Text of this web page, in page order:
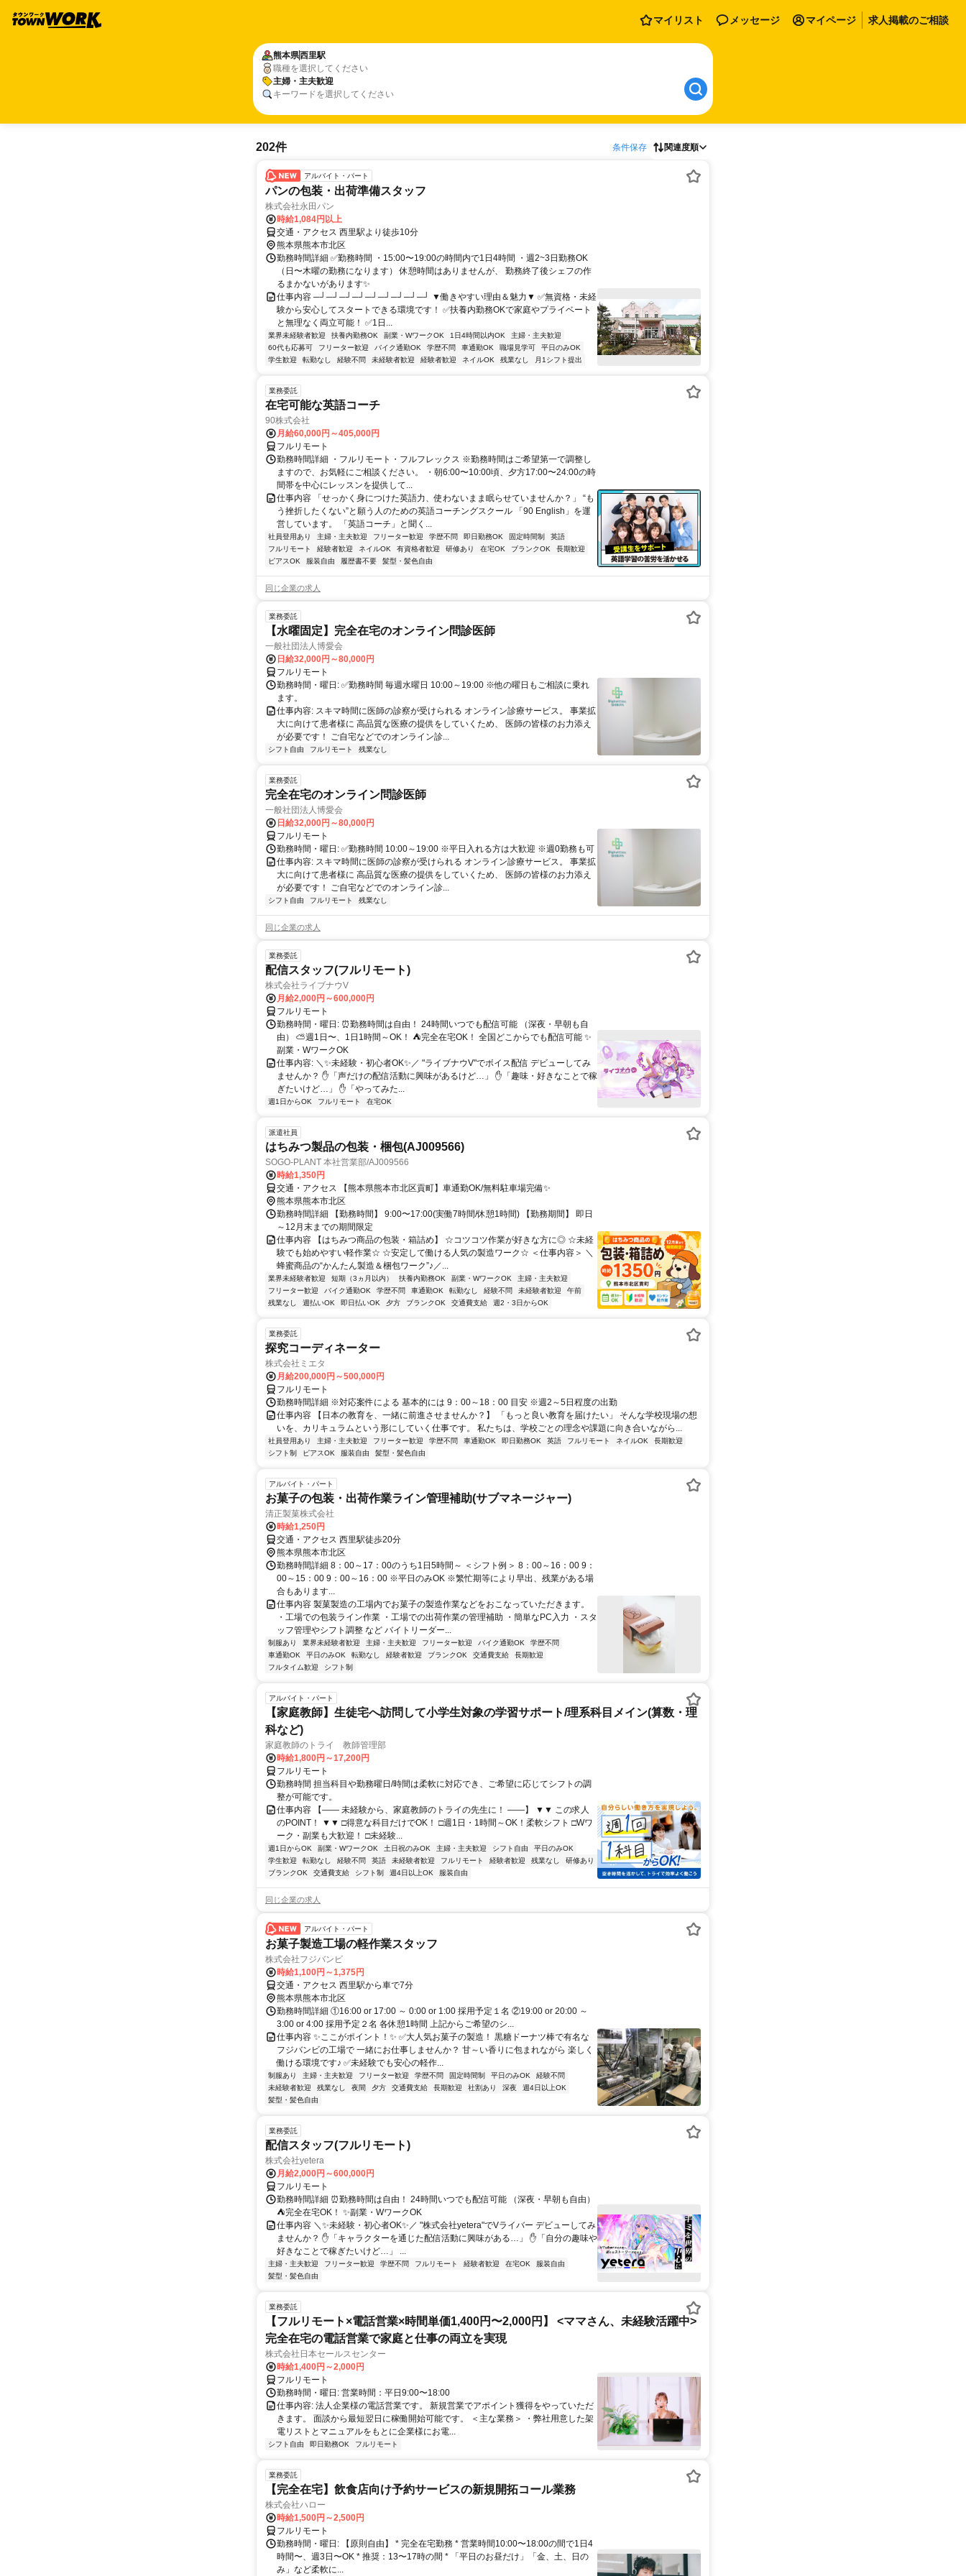
マイリスト メッセージ マイページ 求人掲載のご相談
熊本県西里駅
職種を選択してください
主婦・主夫歓迎
キーワードを選択してください
202件 条件保存 関連度順
アルバイト・パート
パンの包装・出荷準備スタッフ
株式会社永田パン
時給1,084円以上
交通・アクセス 西里駅より徒歩10分
熊本県熊本市北区
勤務時間詳細 ✅勤務時間 ・15:00〜19:00の時間内で1日4時間 ・週2~3日勤務OK
（日〜木曜の勤務になります） 休憩時間はありませんが、 勤務終了後シェフの作
るまかないがあります✨
仕事内容 ─┘─┘─┘─┘─┘─┘─┘─┘─┘ ▼働きやすい理由＆魅力▼ ✅無資格・未経
験から安心してスタートできる環境です！ ✅扶養内勤務OKで家庭やプライベート
と無理なく両立可能！ ✅1日...
業界未経験者歓迎 扶養内勤務OK 副業・WワークOK 1日4時間以内OK
主婦・主夫歓迎
60代も応募可
フリーター歓迎 バイク通勤OK 学歴不問 車通勤OK 職場見学可
平日のみOK
学生歓迎
転勤なし 経験不問 未経験者歓迎 経験者歓迎 ネイルOK 残業なし 月1シフト提出
業務委託
在宅可能な英語コーチ
90株式会社
月給60,000円～405,000円
フルリモート
勤務時間詳細 ・フルリモート・フルフレックス ※勤務時間はご希望第一で調整し
ますので、お気軽にご相談ください。 ・朝6:00〜10:00頃、夕方17:00〜24:00の時
間帯を中心にレッスンを提供して...
仕事内容 「せっかく身につけた英語力、使わないまま眠らせていませんか？」 “も
う挫折したくない”と願う人のための英語コーチングスクール 「90 English」を運
営しています。 「英語コーチ」と聞く...
社員登用あり 主婦・主夫歓迎 フリーター歓迎 学歴不問 即日勤務OK 固定時間制
英語
フルリモート
経験者歓迎 ネイルOK 有資格者歓迎 研修あり 在宅OK ブランクOK
長期歓迎
ピアスOK
服装自由 履歴書不要 髪型・髪色自由
同じ企業の求人
業務委託
【水曜固定】完全在宅のオンライン問診医師
一般社団法人博愛会
日給32,000円～80,000円
フルリモート
勤務時間・曜日: ✅勤務時間 毎週水曜日 10:00～19:00 ※他の曜日もご相談に乗れ
ます。
仕事内容: スキマ時間に医師の診察が受けられる オンライン診療サービス。 事業拡
大に向けて患者様に 高品質な医療の提供をしていくため、 医師の皆様のお力添え
が必要です！ ご自宅などでのオンライン診...
シフト自由 フルリモート 残業なし
業務委託
完全在宅のオンライン問診医師
一般社団法人博愛会
日給32,000円～80,000円
フルリモート
勤務時間・曜日: ✅勤務時間 10:00～19:00 ※平日入れる方は大歓迎 ※週0勤務も可
仕事内容: スキマ時間に医師の診察が受けられる オンライン診療サービス。 事業拡
大に向けて患者様に 高品質な医療の提供をしていくため、 医師の皆様のお力添え
が必要です！ ご自宅などでのオンライン診...
シフト自由 フルリモート 残業なし
同じ企業の求人
業務委託
配信スタッフ(フルリモート)
株式会社ライブナウV
月給2,000円～600,000円
フルリモート
勤務時間・曜日: ⏰勤務時間は自由！ 24時間いつでも配信可能 （深夜・早朝も自
由） ⛅週1日〜、1日1時間～OK！ ⛺完全在宅OK！ 全国どこからでも配信可能 ✨
副業・WワークOK
仕事内容: ＼✨未経験・初心者OK✨／ "ライブナウV"でボイス配信 デビューしてみ
ませんか？ ✋「声だけの配信活動に興味があるけど…」 ✋「趣味・好きなことで稼
ぎたいけど…」 ✋「やってみた...
週1日からOK フルリモート 在宅OK
派遣社員
はちみつ製品の包装・梱包(AJ009566)
SOGO-PLANT 本社営業部/AJ009566
時給1,350円
交通・アクセス 【熊本県熊本市北区貢町】車通勤OK/無料駐車場完備✨
熊本県熊本市北区
勤務時間詳細 【勤務時間】 9:00〜17:00(実働7時間/休憩1時間) 【勤務期間】 即日
～12月末までの期間限定
仕事内容 【はちみつ商品の包装・箱詰め】 ☆コツコツ作業が好きな方に◎ ☆未経
験でも始めやすい軽作業☆ ☆安定して働ける人気の製造ワーク☆ ＜仕事内容＞ ＼
蜂蜜商品の“かんたん製造＆梱包ワーク”♪／...
業界未経験者歓迎 短期（3ヵ月以内） 扶養内勤務OK 副業・WワークOK
主婦・主夫歓迎
フリーター歓迎
バイク通勤OK 学歴不問 車通勤OK 転勤なし 経験不問 未経験者歓迎
午前
残業なし
週払いOK 即日払いOK 夕方 ブランクOK 交通費支給 週2・3日からOK
業務委託
探究コーディネーター
株式会社ミエタ
月給200,000円～500,000円
フルリモート
勤務時間詳細 ※対応案件による 基本的には 9：00～18：00 目安 ※週2～5日程度の出勤
仕事内容 【日本の教育を、一緒に前進させませんか？】 「もっと良い教育を届けたい」 そんな学校現場の想
いを、カリキュラムという形にしていく仕事です。 私たちは、学校ごとの理念や課題に向き合いながら...
社員登用あり 主婦・主夫歓迎 フリーター歓迎 学歴不問 車通勤OK 即日勤務OK 英語 フルリモート ネイルOK
長期歓迎
シフト制
ピアスOK 服装自由 髪型・髪色自由
アルバイト・パート
お菓子の包装・出荷作業ライン管理補助(サブマネージャー)
清正製菓株式会社
時給1,250円
交通・アクセス 西里駅徒歩20分
熊本県熊本市北区
勤務時間詳細 8：00～17：00のうち1日5時間～ ＜シフト例＞ 8：00～16：00 9：
00～15：00 9：00～16：00 ※平日のみOK ※繁忙期等により早出、残業がある場
合もあります...
仕事内容 製菓製造の工場内でお菓子の製造作業などをおこなっていただきます。
・工場での包装ライン作業 ・工場での出荷作業の管理補助 ・簡単なPC入力 ・スタ
ッフ管理やシフト調整 など バイトリーダー...
制服あり 業界未経験者歓迎 主婦・主夫歓迎 フリーター歓迎 バイク通勤OK
学歴不問
車通勤OK
平日のみOK 転勤なし 経験者歓迎 ブランクOK 交通費支給
長期歓迎
フルタイム歓迎
シフト制
アルバイト・パート
【家庭教師】生徒宅へ訪問して小学生対象の学習サポート/理系科目メイン(算数・理
科など)
家庭教師のトライ 教師管理部
時給1,800円～17,200円
フルリモート
勤務時間 担当科目や勤務曜日/時間は柔軟に対応でき、ご希望に応じてシフトの調
整が可能です。
仕事内容 【―― 未経験から、家庭教師のトライの先生に！ ――】 ▼▼ この求人
のPOINT！ ▼▼ □得意な科目だけでOK！ □週1日・1時間～OK！柔軟シフト □Wワ
ーク・副業も大歓迎！ □未経験...
週1日からOK 副業・WワークOK 土日祝のみOK 主婦・主夫歓迎 シフト自由
平日のみOK
学生歓迎
転勤なし 経験不問 英語 未経験者歓迎 フルリモート 経験者歓迎 残業なし
研修あり
ブランクOK
交通費支給 シフト制 週4日以上OK 服装自由
同じ企業の求人
アルバイト・パート
お菓子製造工場の軽作業スタッフ
株式会社フジバンビ
時給1,100円～1,375円
交通・アクセス 西里駅から車で7分
熊本県熊本市北区
勤務時間詳細 ①16:00 or 17:00 ～ 0:00 or 1:00 採用予定１名 ②19:00 or 20:00 ～
3:00 or 4:00 採用予定２名 各休憩1時間 上記からご希望のシ...
仕事内容 ✨ここがポイント！✨ ✅大人気お菓子の製造！ 黒糖ドーナツ棒で有名な
フジバンビの工場で 一緒にお仕事しませんか？ 甘～い香りに包まれながら 楽しく
働ける環境です♪ ✅未経験でも安心の軽作...
制服あり 主婦・主夫歓迎 フリーター歓迎 学歴不問 固定時間制 平日のみOK
経験不問
未経験者歓迎
残業なし 夜間 夕方 交通費支給 長期歓迎 社割あり 深夜
週4日以上OK
髪型・髪色自由
業務委託
配信スタッフ(フルリモート)
株式会社yetera
月給2,000円～600,000円
フルリモート
勤務時間詳細 ⏰勤務時間は自由！ 24時間いつでも配信可能 （深夜・早朝も自由）
⛺完全在宅OK！ ✨副業・WワークOK
仕事内容 ＼✨未経験・初心者OK✨／ "株式会社yetera"でVライバー デビューしてみ
ませんか？ ✋「キャラクターを通じた配信活動に興味がある…」 ✋「自分の趣味や
好きなことで稼ぎたいけど…」 ...
主婦・主夫歓迎 フリーター歓迎 学歴不問 フルリモート 経験者歓迎 在宅OK
服装自由
髪型・髪色自由
業務委託
【フルリモート×電話営業×時間単価1,400円〜2,000円】 <ママさん、未経験活躍中>
完全在宅の電話営業で家庭と仕事の両立を実現
株式会社日本セールスセンター
時給1,400円～2,000円
フルリモート
勤務時間・曜日: 営業時間：平日9:00〜18:00
仕事内容: 法人企業様の電話営業です。 新規営業でアポイント獲得をやっていただ
きます。 面談から最短翌日に稼働開始可能です。 ＜主な業務＞ ・弊社用意した架
電リストとマニュアルをもとに企業様にお電...
シフト自由 即日勤務OK フルリモート
業務委託
【完全在宅】飲食店向け予約サービスの新規開拓コール業務
株式会社ハロー
時給1,500円～2,500円
フルリモート
勤務時間・曜日: 【原則自由】 * 完全在宅勤務 * 営業時間10:00〜18:00の間で1日4
時間〜、週3日〜OK * 推奨：13〜17時の間 * 「平日のお昼だけ」「金、土、日の
み」など柔軟に...